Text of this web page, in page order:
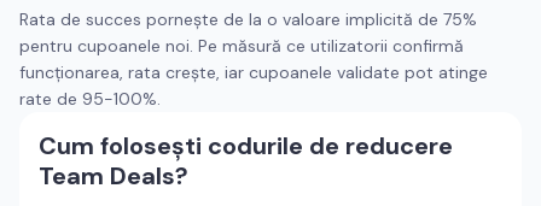
Rata de succes pornește de la o valoare implicită de 75%
pentru cupoanele noi. Pe măsură ce utilizatorii confirmă
funcționarea, rata crește, iar cupoanele validate pot atinge
rate de 95-100%.
Cum folosești codurile de reducere
Team Deals?